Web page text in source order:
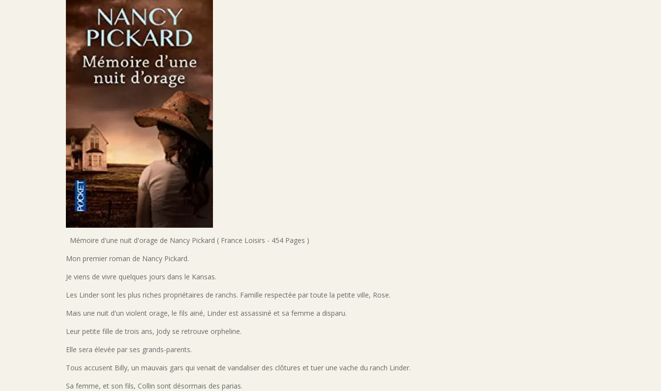
Mémoire d'une nuit d'orage de Nancy Pickard ( France Loisirs - 454 Pages )
Mon premier roman de Nancy Pickard.
Je viens de vivre quelques jours dans le Kansas.
Les Linder sont les plus riches propriétaires de ranchs. Famille respectée par toute la petite ville, Rose.
Mais une nuit d'un violent orage, le fils ainé, Linder est assassiné et sa femme a disparu.
Leur petite fille de trois ans, Jody se retrouve orpheline.
Elle sera élevée par ses grands-parents.
Tous accusent Billy, un mauvais gars qui venait de vandaliser des clôtures et tuer une vache du ranch Linder.
Sa femme, et son fils, Collin sont désormais des parias.